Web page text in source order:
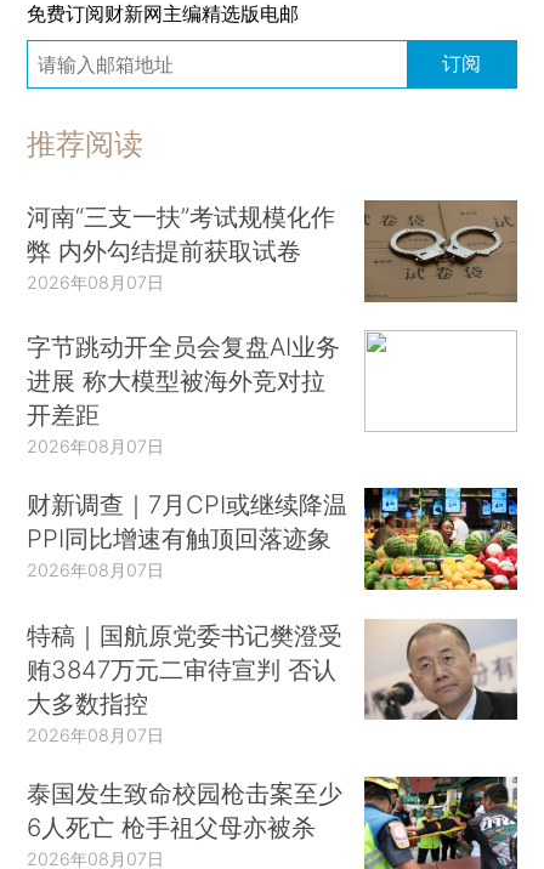
免费订阅财新网主编精选版电邮
订阅
推荐阅读
河南“三支一扶”考试规模化作
弊 内外勾结提前获取试卷
2026年08月07日
字节跳动开全员会复盘AI业务
进展 称大模型被海外竞对拉
开差距
2026年08月07日
财新调查｜7月CPI或继续降温
PPI同比增速有触顶回落迹象
2026年08月07日
特稿｜国航原党委书记樊澄受
贿3847万元二审待宣判 否认
大多数指控
2026年08月07日
泰国发生致命校园枪击案至少
6人死亡 枪手祖父母亦被杀
2026年08月07日